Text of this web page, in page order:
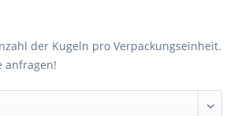
der Kugeln pro Verpackungseinheit.
anfragen!